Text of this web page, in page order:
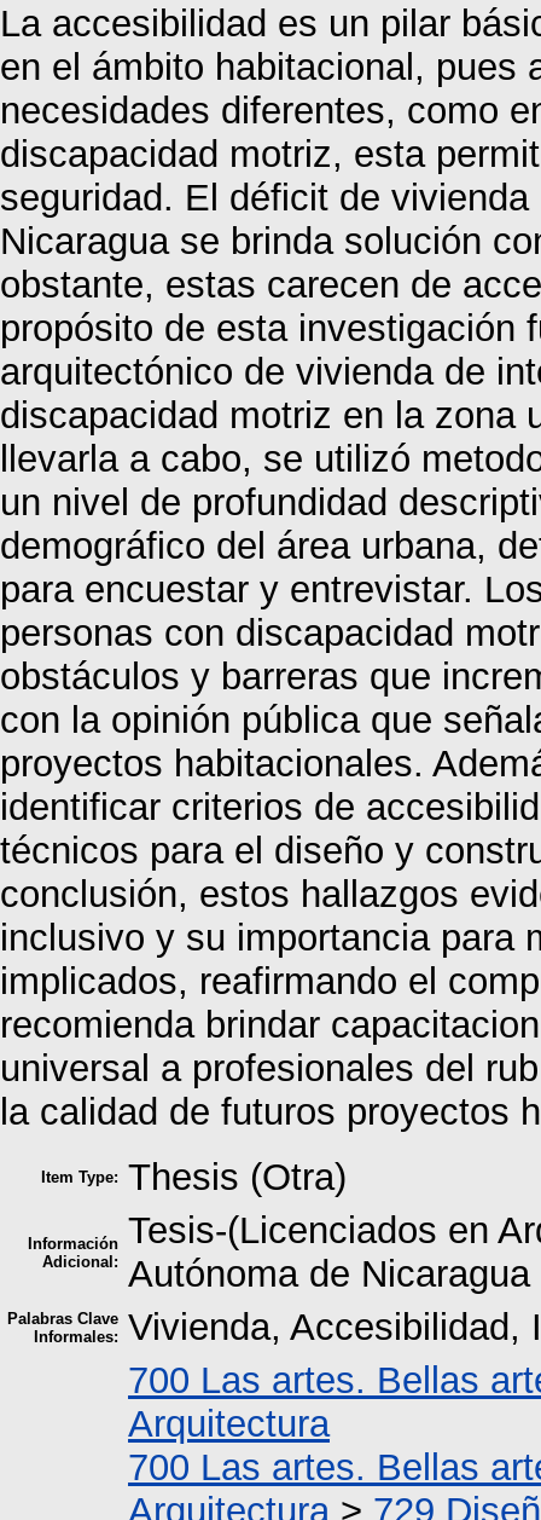
La accesibilidad es un pilar
en el ámbito habitacional, pues
necesidades diferentes, como
discapacidad motriz, esta
seguridad. El déficit de
Nicaragua se brinda solución
obstante, estas carecen de
propósito de esta investigación
arquitectónico de vivienda de
discapacidad motriz en la zona
llevarla a cabo, se utilizó
un nivel de profundidad
demográfico del área urbana,
para encuestar y entrevistar.
personas con discapacidad
obstáculos y barreras que
con la opinión pública que
proyectos habitacionales.
identificar criterios de
técnicos para el diseño y
conclusión, estos hallazgos
inclusivo y su importancia para
implicados, reafirmando el
recomienda brindar
universal a profesionales del
la calidad de futuros proyectos
Item Type: Thesis (Otra)
Información
Adicional:
Tesis-(Licenciados en
Autónoma de
Palabras Clave
Informales: Vivienda, Accesibilidad,
700 Las artes. Bellas
Arquitectura
700 Las artes. Bellas
Arquitectura> 729